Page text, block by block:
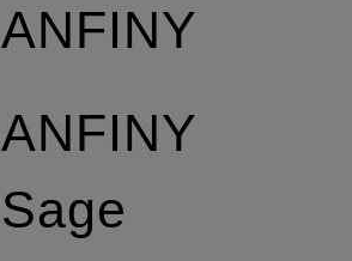
ANFINY
ANFINY
Sage